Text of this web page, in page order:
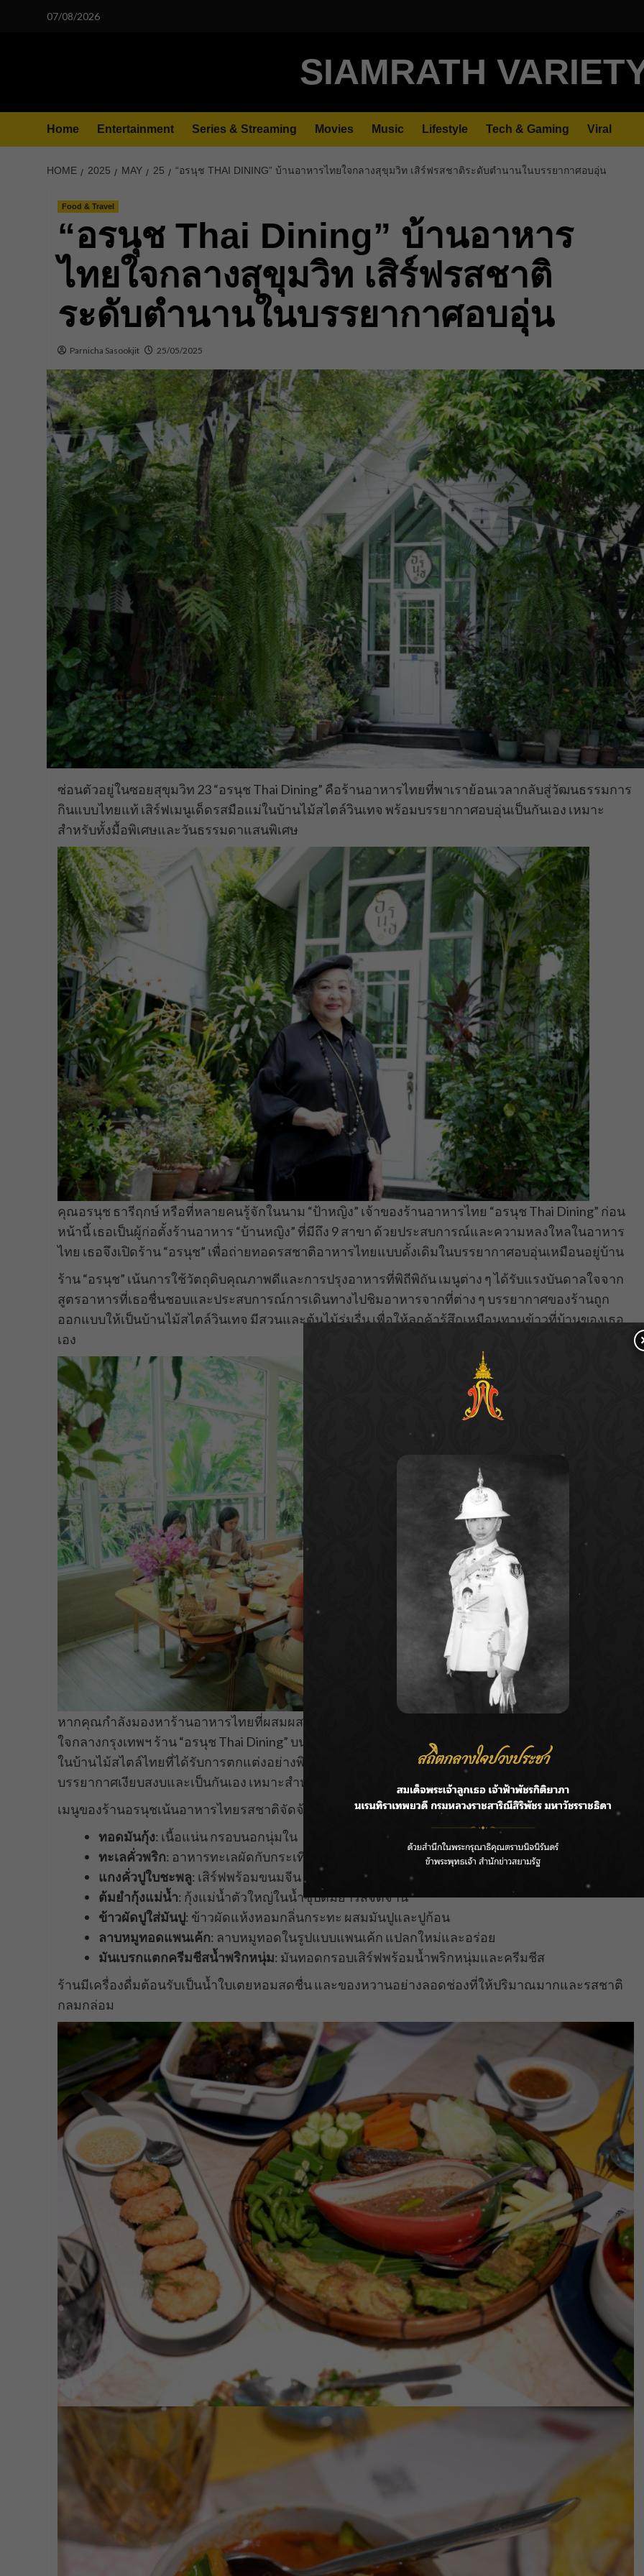
07/08/2026
SIAMRATH
Home Entertainment Series & Streaming Movies Music Lifestyle Tech & Gaming Viral
HOME 2025 MAY 25 “อรนุช THAI DINING” บ้านอาหารไทยใจกลางสุขุมวิท เสิร์ฟรสชาติระดับตำนานในบรรยากาศอบอุ่น
Food & Travel
“อรนุช Thai Dining” บ้านอาหาร
ไทยใจกลางสุขุมวิท เสิร์ฟรสชาติ
ระดับตำนานในบรรยากาศอบอุ่น
Parnicha Sasookjit 25/05/2025
ซ่อนตัวอยู่ในซอยสุขุมวิท 23 “อรนุช Thai Dining” คือร้านอาหารไทยที่พาเราย้อนเวลากลับสู่วัฒนธรรมการ
กินแบบไทยแท้ เสิร์ฟเมนูเด็ดรสมือแม่ในบ้านไม้สไตล์วินเทจ พร้อมบรรยากาศอบอุ่นเป็นกันเอง เหมาะ
สำหรับทั้งมื้อพิเศษและวันธรรมดาแสนพิเศษ
คุณอรนุช ธารีฤกษ์ หรือที่หลายคนรู้จักในนาม “ป้าหญิง” เจ้าของร้านอาหารไทย “อรนุช Thai Dining” ก่อน
หน้านี้ เธอเป็นผู้ก่อตั้งร้านอาหาร “บ้านหญิง” ที่มีถึง 9 สาขา ด้วยประสบการณ์และความหลงใหลในอาหาร
ไทย เธอจึงเปิดร้าน “อรนุช” เพื่อถ่ายทอดรสชาติอาหารไทยแบบดั้งเดิมในบรรยากาศอบอุ่นเหมือนอยู่บ้าน
ร้าน “อรนุช” เน้นการใช้วัตถุดิบคุณภาพดีและการปรุงอาหารที่พิถีพิถัน เมนูต่าง ๆ ได้รับแรงบันดาลใจจาก
สูตรอาหารที่เธอชื่นชอบและประสบการณ์การเดินทางไปชิมอาหารจากที่ต่าง ๆ บรรยากาศของร้านถูก
ออกแบบให้เป็นบ้านไม้สไตล์วินเทจ มีสวนและต้นไม้ร่มรื่น เพื่อให้ลูกค้ารู้สึกเหมือนทานข้าวที่บ้านของเธอ
เอง
หากคุณกำลังมองหาร้านอาหารไทยที่ผสมผสานความเป็นไทยดั้งเดิมกับความทันสมัยในบรรยากาศอบอุ่น
ใจกลางกรุงเทพฯ ร้าน “อรนุช Thai Dining” บนถนนสุขุมวิท 23 คือจุดหมายที่ไม่ควรพลาด ร้านอรนุชตั้งอยู่
ในบ้านไม้สไตล์ไทยที่ได้รับการตกแต่งอย่างพิถีพิถัน ให้ความรู้สึกเหมือนนั่งทานข้าวในบ้านญาติผู้ใหญ่
บรรยากาศเงียบสงบและเป็นกันเอง เหมาะสำหรับการรับประทานอาหารกับครอบครัวหรือเพื่อนฝูง
เมนูของร้านอรนุชเน้นอาหารไทยรสชาติจัดจ้านและกลมกล่อม เช่น
ทอดมันกุ้ง: เนื้อแน่น กรอบนอกนุ่มใน
ทะเลคั่วพริก: อาหารทะเลผัดกับกระเทียมและพริก รสเผ็ดซ่า
แกงคั่วปูใบชะพลู: เสิร์ฟพร้อมขนมจีน รสชาติเข้มข้น
ต้มยำกุ้งแม่น้ำ: กุ้งแม่น้ำตัวใหญ่ในน้ำซุปต้มยำรสจัดจ้าน
ข้าวผัดปูใส่มันปู: ข้าวผัดแห้งหอมกลิ่นกระทะ ผสมมันปูและปูก้อน
ลาบหมูทอดแพนเค้ก: ลาบหมูทอดในรูปแบบแพนเค้ก แปลกใหม่และอร่อย
มันเบรกแตกครีมชีสน้ำพริกหนุ่ม: มันทอดกรอบเสิร์ฟพร้อมน้ำพริกหนุ่มและครีมชีส
ร้านมีเครื่องดื่มต้อนรับเป็นน้ำใบเตยหอมสดชื่น และของหวานอย่างลอดช่องที่ให้ปริมาณมากและรสชาติ
กลมกล่อม